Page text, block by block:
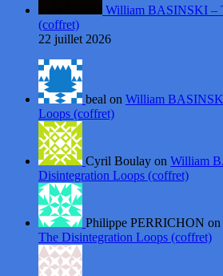
William BASINSKI –
(coffret)
22 juillet 2026
beal on William
Loops (coffret)
Cyril Boulay on William
Disintegration Loops (coffret)
Philippe PERRICHON on
The Disintegration Loops (coffret)